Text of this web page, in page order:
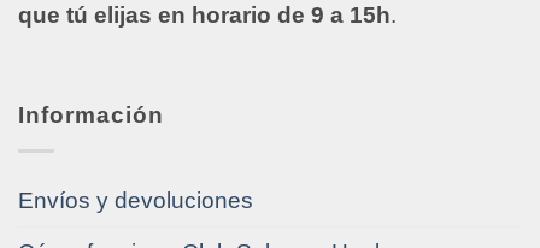
que tú elijas en horario de 9 a 15h.
Información
Envíos y devoluciones